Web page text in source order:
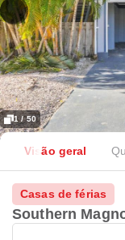
1 / 50
Visão geral
Casas de férias
Southern